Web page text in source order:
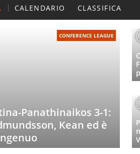
CALENDARIO CLASSIFICA
CONFERENCE LEAGUE
Panathinaikos 3-1:
Kean ed è